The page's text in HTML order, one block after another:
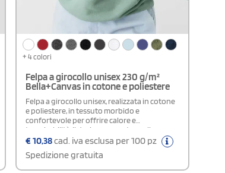
+ 4 colori
Felpa a girocollo unisex 230 g/m²
Bella+Canvas in cotone e poliestere
Felpa a girocollo unisex, realizzata in cotone
e poliestere, in tessuto morbido e
confortevole per offrire calore e
traspirabilità. Il design presenta spalle scese,
in linea con le tendenze attuali, e una
felpata per un comfort extra. Rifinita con
polsini e bordo in vita a costine per una
€10,38cad. iva esclusa per 100 pz
Spedizione gratuita